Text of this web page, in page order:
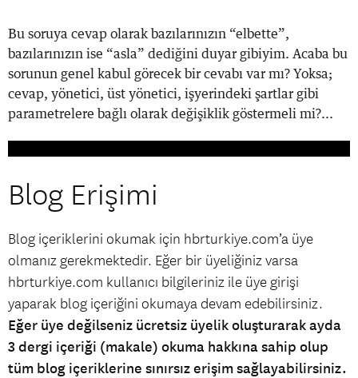
Bu soruya cevap olarak bazılarınızın “elbette”,
bazılarınızın ise “asla” dediğini duyar gibiyim. Acaba bu
sorunun genel kabul görecek bir cevabı var mı? Yoksa;
cevap, yönetici, üst yönetici, işyerindeki şartlar gibi
parametrelere bağlı olarak değişiklik göstermeli mi?...
Blog Erişimi
Blog içeriklerini okumak için hbrturkiye.com’a üye
olmanız gerekmektedir. Eğer bir üyeliğiniz varsa
hbrturkiye.com kullanıcı bilgileriniz ile üye girişi
yaparak blog içeriğini okumaya devam edebilirsiniz.
Eğer üye değilseniz ücretsiz üyelik oluşturarak ayda
3 dergi içeriği (makale) okuma hakkına sahip olup
tüm blog içeriklerine sınırsız erişim sağlayabilirsiniz.